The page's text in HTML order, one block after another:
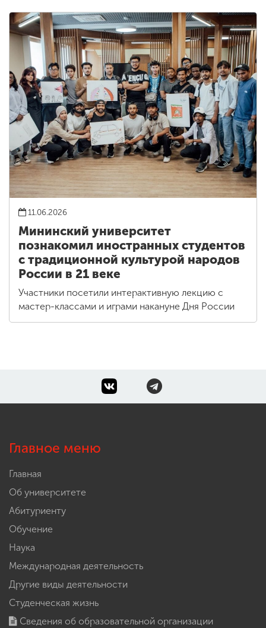
11.06.2026
Мининский университет
познакомил иностранных студентов
с традиционной культурой народов
России в 21 веке
Участники посетили интерактивную лекцию с
мастер-классами и играми накануне Дня России
Главное меню
Главная
Об университете
Абитуриенту
Обучение
Наука
Международная деятельность
Другие виды деятельности
Студенческая жизнь
Сведения об образовательной организации